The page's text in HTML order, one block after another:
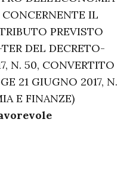
IL
PREVISTO
DEL DECRETO-
N. 50, CONVERTITO
21 GIUGNO 2017, N.
E FINANZE)